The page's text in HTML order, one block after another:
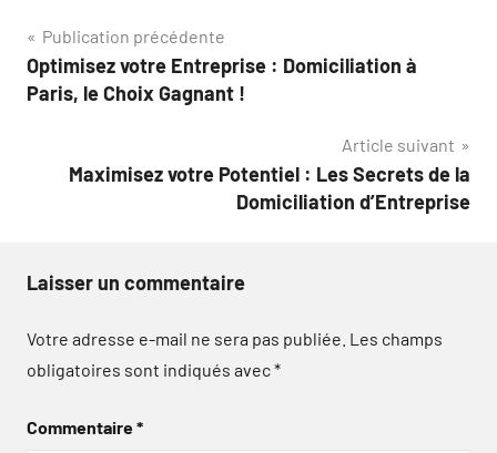
Navigation
de
Publication précédente
Optimisez votre Entreprise : Domiciliation à
Paris, le Choix Gagnant !
Article suivant
Maximisez votre Potentiel : Les Secrets de la
Domiciliation d’Entreprise
Laisser un commentaire
Votre adresse e-mail ne sera pas publiée. Les champs
obligatoires sont indiqués avec*
Commentaire*